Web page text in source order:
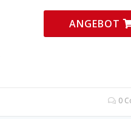
ANGEBOT
0